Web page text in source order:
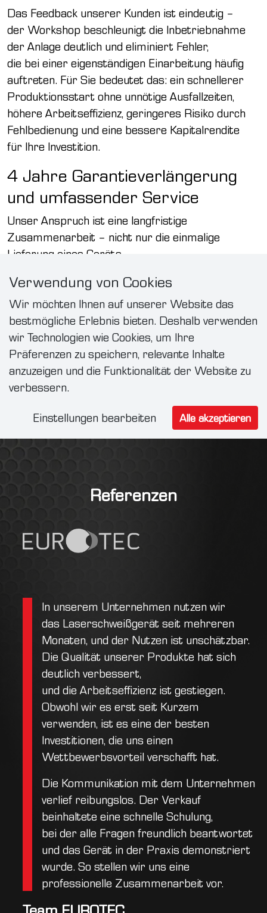
Das Feedback unserer Kunden ist eindeutig –
der Workshop beschleunigt die Inbetriebnahme
der Anlage deutlich und eliminiert Fehler,
die bei einer eigenständigen Einarbeitung häufig
auftreten. Für Sie bedeutet das: ein schnellerer
Produktionsstart ohne unnötige Ausfallzeiten,
höhere Arbeitseffizienz, geringeres Risiko durch
Fehlbedienung und eine bessere Kapitalrendite
für Ihre Investition.
4 Jahre Garantieverlängerung
und umfassender Service
Unser Anspruch ist eine langfristige
Zusammenarbeit – nicht nur die einmalige
Lieferung eines Geräts.
eine verlängerte 4-Jahres-Garantie, umfassenden
technischen Support und fachkundige Beratung
über die gesamte Lebensdauer Ihrer Anlage.
Der Workshop ist ein einzigartiger Zusatznutzen,
der aus den realen Erfahrungen unserer Kunden
hervorgegangen ist.
Referenzen
In unserem Unternehmen nutzen wir
das Laserschweißgerät seit mehreren
Monaten, und der Nutzen ist unschätzbar.
Die Qualität unserer Produkte hat sich
deutlich verbessert,
und die Arbeitseffizienz ist gestiegen.
Obwohl wir es erst seit Kurzem
verwenden, ist es eine der besten
Investitionen, die uns einen
Wettbewerbsvorteil verschafft hat.
Die Kommunikation mit dem Unternehmen
verlief reibungslos. Der Verkauf
beinhaltete eine schnelle Schulung,
bei der alle Fragen freundlich beantwortet
und das Gerät in der Praxis demonstriert
wurde. So stellen wir uns eine
professionelle Zusammenarbeit vor.
Team EUROTEC
Verwendung von Cookies
Wir möchten Ihnen auf unserer Website das
bestmögliche Erlebnis bieten. Deshalb verwenden
wir Technologien wie Cookies, um Ihre
Präferenzen zu speichern, relevante Inhalte
anzuzeigen und die Funktionalität der Website zu
verbessern.
Einstellungen bearbeiten Alle akzeptieren